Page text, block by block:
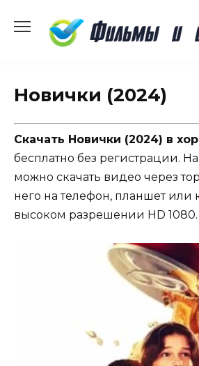
содержанию
Новички (2024)
Скачать Новички (2024) в
бесплатно без регистрации.
можно скачать видео через
него на телефон, планшет или
высоком разрешении HD 1080.